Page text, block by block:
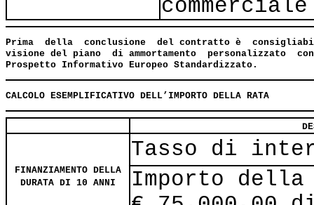
Prima  della  conclusione  del contratto è
visione del piano  di ammortamento  personalizzato
Prospetto Informativo Europeo Standardizzato.
CALCOLO ESEMPLIFICATIVO DELL’IMPORTO DELLA RATA
FINANZIAMENTO DELLA
DURATA DI 10 ANNI
Tasso di
Importo